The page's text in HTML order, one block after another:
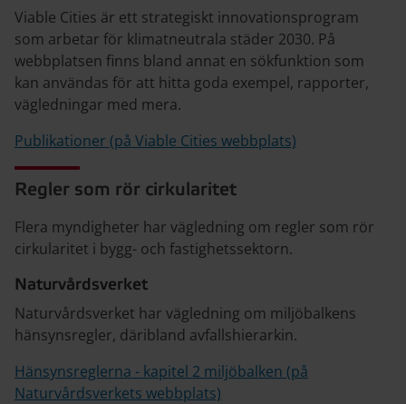
Viable Cities är ett strategiskt innovationsprogram
som arbetar för klimatneutrala städer 2030. På
webbplatsen finns bland annat en sökfunktion som
kan användas för att hitta goda exempel, rapporter,
vägledningar med mera.
Publikationer (på Viable Cities webbplats)
Regler som rör cirkularitet
Flera myndigheter har vägledning om regler som rör
cirkularitet i bygg- och fastighetssektorn.
Naturvårdsverket
Naturvårdsverket har vägledning om miljöbalkens
hänsynsregler, däribland avfallshierarkin.
Hänsynsreglerna - kapitel 2 miljöbalken (på
Naturvårdsverkets webbplats)